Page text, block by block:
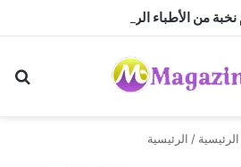
من الأطباء الرواد
الرئيسية / الرئيسية